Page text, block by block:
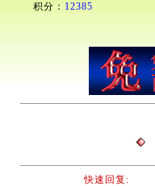
积分： 12385
快速回复: